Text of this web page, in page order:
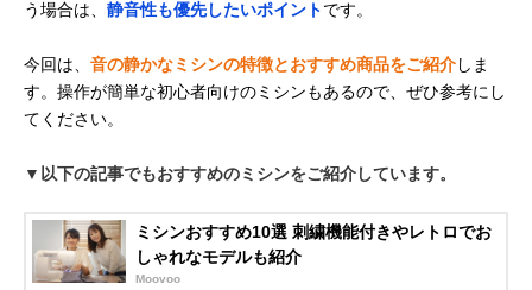
う場合は、 静音性も優先したいポイントです。
今回は、 音の静かなミシンの特徴とおすすめ商品をご紹介しま
す。操作が簡単な初心者向けのミシンもあるので、ぜひ参考にし
てください。
▼以下の記事でもおすすめのミシンをご紹介しています。
ミシンおすすめ10選 刺繍機能付きやレトロでお
しゃれなモデルも紹介
Moovoo